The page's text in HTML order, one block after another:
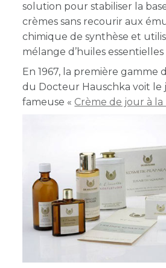
solution pour stabiliser la
crèmes sans recourir aux
chimique de synthèse et
mélange d’huiles
En 1967, la première gamme
du Docteur Hauschka voit le
fameuse « Crème de jour à la